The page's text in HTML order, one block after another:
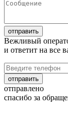
Вежливый
и ответит на все
отправлено
спасибо за